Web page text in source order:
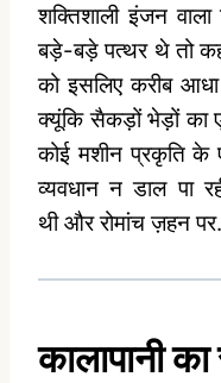
शक्तिशाली इंजन
बड़े-बड़े पत्थर थे तो
को इसलिए करीब
क्यूंकि सैकड़ों भेड़ों का
कोई मशीन प्रकृति के
व्यवधान न डाल पा
थी और रोमांच ज़हन पर.
कालापानी